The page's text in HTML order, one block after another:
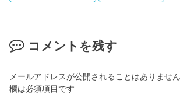
コメントを残す
メールアドレスが公開されることはありません
欄は必須項目です